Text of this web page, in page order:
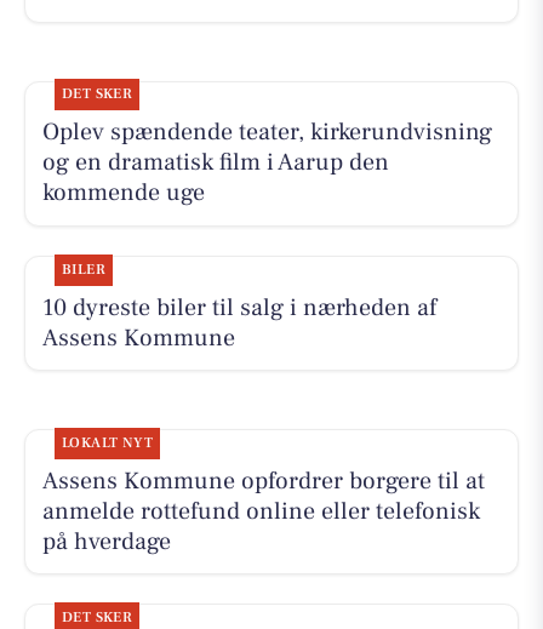
DET SKER
Oplev spændende teater, kirkerundvisning
og en dramatisk film i Aarup den
kommende uge
BILER
10 dyreste biler til salg i nærheden af
Assens Kommune
LOKALT NYT
Assens Kommune opfordrer borgere til at
anmelde rottefund online eller telefonisk
på hverdage
DET SKER